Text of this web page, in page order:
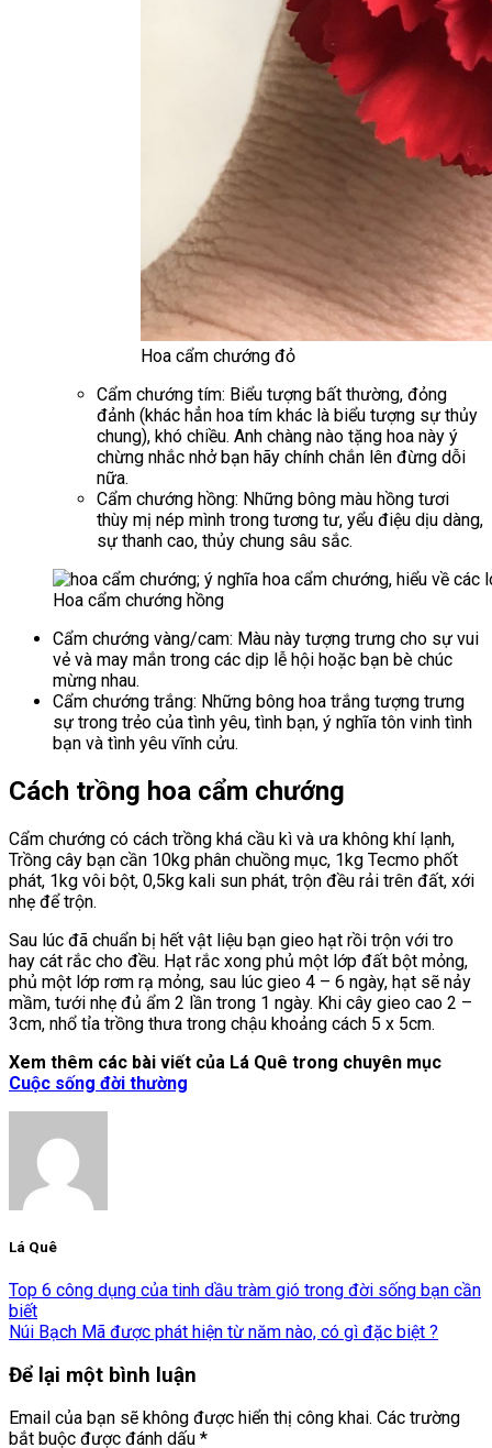
Hoa cẩm chướng đỏ
Cẩm chướng tím: Biểu tượng bất thường, đỏng
đảnh (khác hẳn hoa tím khác là biểu tượng sự thủy
chung), khó chiều. Anh chàng nào tặng hoa này ý
chừng nhắc nhở bạn hãy chính chắn lên đừng dỗi
nữa.
Cẩm chướng hồng: Những bông màu hồng tươi
thùy mị nép mình trong tương tư, yểu điệu dịu dàng,
sự thanh cao, thủy chung sâu sắc.
Hoa cẩm chướng hồng
Cẩm chướng vàng/cam: Màu này tượng trưng cho sự vui
vẻ và may mắn trong các dịp lễ hội hoặc bạn bè chúc
mừng nhau.
Cẩm chướng trắng: Những bông hoa trắng tượng trưng
sự trong trẻo của tình yêu, tình bạn, ý nghĩa tôn vinh tình
bạn và tình yêu vĩnh cửu.
Cách trồng hoa cẩm chướng
Cẩm chướng có cách trồng khá cầu kì và ưa không khí lạnh,
Trồng cây bạn cần 10kg phân chuồng mục, 1kg Tecmo phốt
phát, 1kg vôi bột, 0,5kg kali sun phát, trộn đều rải trên đất, xới
nhẹ để trộn.
Sau lúc đã chuẩn bị hết vật liệu bạn gieo hạt rồi trộn với tro
hay cát rắc cho đều. Hạt rắc xong phủ một lớp đất bột mỏng,
phủ một lớp rơm rạ mỏng, sau lúc gieo 4 – 6 ngày, hạt sẽ nảy
mầm, tưới nhẹ đủ ẩm 2 lần trong 1 ngày. Khi cây gieo cao 2 –
3cm, nhổ tỉa trồng thưa trong chậu khoảng cách 5 x 5cm.
Xem thêm các bài viết của Lá Quê trong chuyên mục
Cuộc sống đời thường
Lá Quê
Top 6 công dụng của tinh dầu tràm gió trong đời sống bạn cần
biết
Núi Bạch Mã được phát hiện từ năm nào, có gì đặc biệt ?
Để lại một bình luận
Email của bạn sẽ không được hiển thị công khai. Các trường
bắt buộc được đánh dấu *